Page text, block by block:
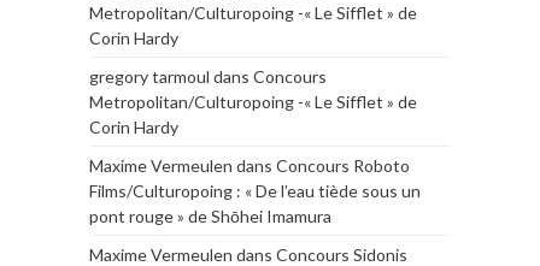
Metropolitan/Culturopoing -« Le Sifflet » de
Corin Hardy
gregory tarmoul dans Concours
Metropolitan/Culturopoing -« Le Sifflet » de
Corin Hardy
Maxime Vermeulen dans Concours Roboto
Films/Culturopoing : « De l’eau tiède sous un
pont rouge » de Shōhei Imamura
Maxime Vermeulen dans Concours Sidonis